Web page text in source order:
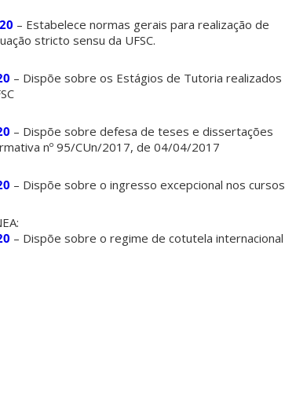
– Estabelece normas gerais para realização de
stricto sensu da UFSC.
– Dispõe sobre os Estágios de Tutoria realizados
– Dispõe sobre defesa de teses e dissertações
nº 95/CUn/2017, de 04/04/2017
– Dispõe sobre o ingresso excepcional nos cursos
– Dispõe sobre o regime de cotutela internacional